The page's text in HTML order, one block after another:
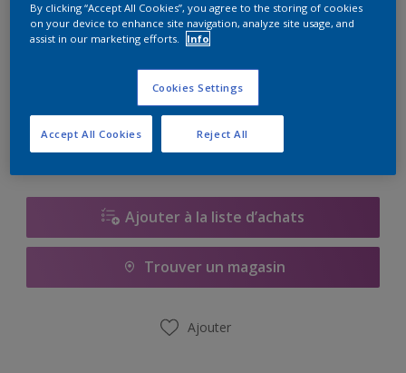
1L 5L 10L
Calculateur de peinture
Calculer
Ajouter à la liste d’achats
Trouver un magasin
Ajouter
By clicking “Accept All Cookies”, you agree to the storing of cookies
on your device to enhance site navigation, analyze site usage, and
assist in our marketing efforts.
Info
Cookies Settings
Reject All
Accept All Cookies